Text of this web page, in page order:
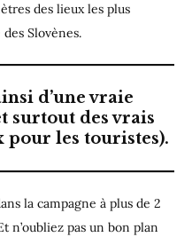
des lieux les plus
Slovènes.
d’une vraie
surtout des vrais
pour les touristes).
la campagne à plus de 2
n’oubliez pas un bon plan